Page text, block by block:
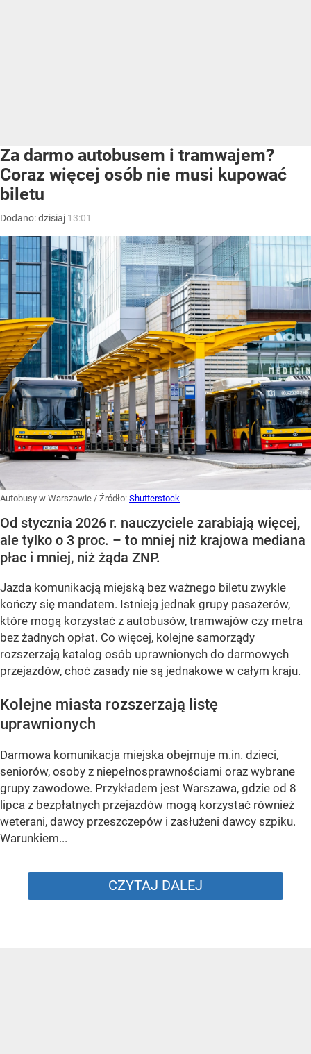
Za darmo autobusem i tramwajem?
Coraz więcej osób nie musi kupować
biletu
Dodano:dzisiaj 13:01
Autobusy w Warszawie / Źródło: Shutterstock
Od stycznia 2026 r. nauczyciele zarabiają więcej,
ale tylko o 3 proc. – to mniej niż krajowa mediana
płac i mniej, niż żąda ZNP.
Jazda komunikacją miejską bez ważnego biletu zwykle
kończy się mandatem. Istnieją jednak grupy pasażerów,
które mogą korzystać z autobusów, tramwajów czy metra
bez żadnych opłat. Co więcej, kolejne samorządy
rozszerzają katalog osób uprawnionych do darmowych
przejazdów, choć zasady nie są jednakowe w całym kraju.
Kolejne miasta rozszerzają listę
uprawnionych
Darmowa komunikacja miejska obejmuje m.in. dzieci,
seniorów, osoby z niepełnosprawnościami oraz wybrane
grupy zawodowe. Przykładem jest Warszawa, gdzie od 8
lipca z bezpłatnych przejazdów mogą korzystać również
weterani, dawcy przeszczepów i zasłużeni dawcy szpiku.
Warunkiem...
CZYTAJ DALEJ